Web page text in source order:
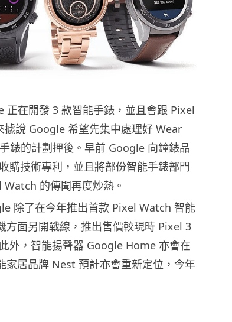
正在開發 3 款智能手錶，並且會跟 Pixel
據說 Google 希望先集中處理好 Wear
錶的計劃押後。早前 Google 向鐘錶品
購技術專利，並且將部份智能手錶部門
的傳聞再度炒熱。
除了在今年推出首款 Pixel Watch 智能
方面另開戰線，推出售價較現時 Pixel 3
外，智能揚聲器 Google Home 亦會在
家居品牌 Nest 預計亦會重新定位，今年